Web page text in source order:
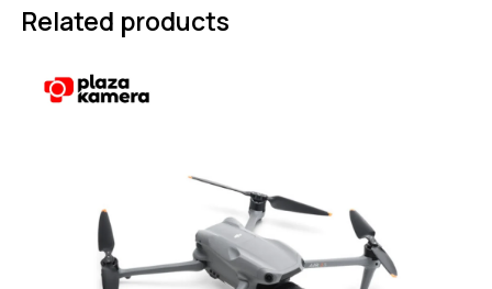
Related products